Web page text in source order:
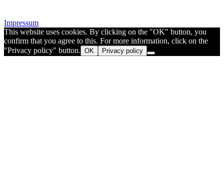
Impressum
This website uses cookies. By clicking on the "OK" button, you
confirm that you agree to this. For more information, click on the
"Privacy policy" button. OK Privacy policy